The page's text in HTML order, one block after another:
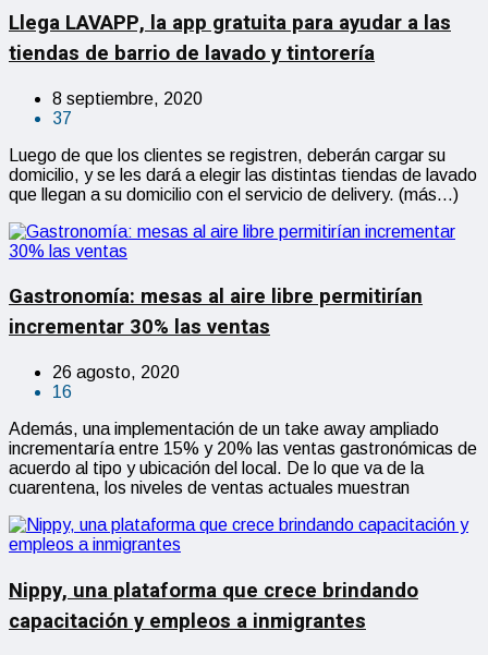
Llega LAVAPP, la app gratuita para ayudar a las
tiendas de barrio de lavado y tintorería
8 septiembre, 2020
37
Luego de que los clientes se registren, deberán cargar su
domicilio, y se les dará a elegir las distintas tiendas de lavado
que llegan a su domicilio con el servicio de delivery. (más…)
Gastronomía: mesas al aire libre permitirían
incrementar 30% las ventas
26 agosto, 2020
16
Además, una implementación de un take away ampliado
incrementaría entre 15% y 20% las ventas gastronómicas de
acuerdo al tipo y ubicación del local. De lo que va de la
cuarentena, los niveles de ventas actuales muestran
Nippy, una plataforma que crece brindando
capacitación y empleos a inmigrantes